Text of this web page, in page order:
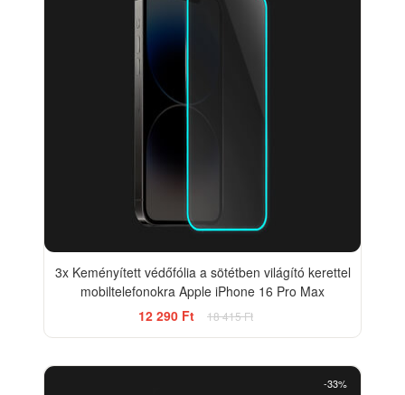
3x Keményített védőfólia a sötétben világító kerettel
mobiltelefonokra Apple iPhone 16 Pro Max
12 290 Ft
18 415 Ft
-33%